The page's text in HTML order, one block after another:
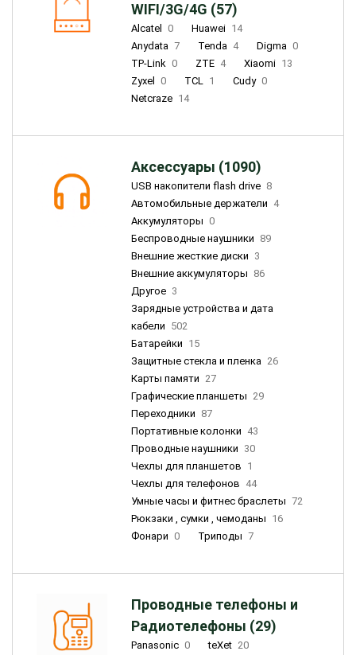
WIFI/3G/4G (57)
Alcatel 0 Huawei 14
Anydata 7 Tenda 4 Digma 0
TP-Link 0 ZTE 4 Xiaomi 13
Zyxel
0 TCL 1 Cudy 0
Netcraze 14
Аксессуары (1090)
USB накопители flash drive 8
Автомобильные держатели 4
Аккумуляторы 0
Беспроводные наушники 89
Внешние жесткие диски 3
Внешние аккумуляторы 86
Другое 3
Зарядные устройства и дата
кабели 502
Батарейки 15
Защитные стекла и пленка 26
Карты памяти 27
Графические планшеты 29
Переходники 87
Портативные колонки 43
Проводные наушники 30
Чехлы для планшетов 1
Чехлы для телефонов 44
Умные часы и фитнес браслеты 72
Рюкзаки , сумки , чемоданы 16
Фонари 0 Триподы 7
Проводные телефоны и
Радиотелефоны (29)
Panasonic 0 teXet 20